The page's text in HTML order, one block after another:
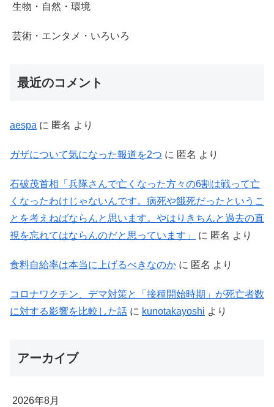
生物・自然・環境
芸術・エンタメ・いろいろ
最近のコメント
aespa に 匿名 より
ガザについて気になった報道を2つ に 匿名 より
石破茂首相「兵隊さんで亡くなった方々の6割は戦って亡
くなったわけじゃないんです。病死や餓死だったというこ
とを考えねばならんと思います。やはりきちんと過去の直
視を忘れてはならんのだと思っています」
に 匿名 より
食料自給率は本当に上げるべきなのか に 匿名 より
コロナワクチン、デマ対策と「接種開始時期」が死亡者数
に対する影響を比較した話 に kunotakayoshi より
アーカイブ
2026年8月